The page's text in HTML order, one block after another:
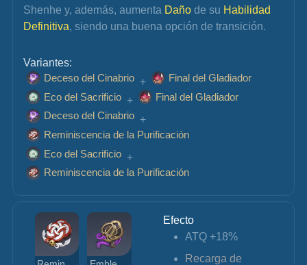
Shenhe y, además, aumenta Daño de su Habilidad
Definitiva, siendo una buena opción de transición.
Variantes:
Deceso del Cinabrio +
Final del Gladiador
Eco del Sacrificio +
Final del Gladiador
Deceso del Cinabrio +
Reminiscencia de la Purificación
Eco del Sacrificio +
Reminiscencia de la Purificación
Efecto
ATQ +18%
Recarga de